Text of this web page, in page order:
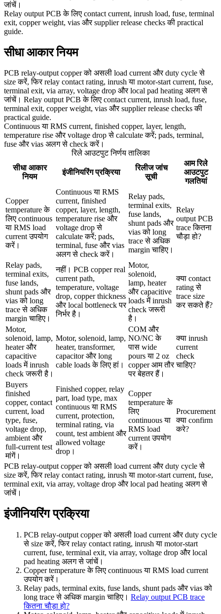
जांचें।
Relay output PCB के लिए contact current, inrush load, fuse, terminal
exit, copper weight, vias और supplier release checks की practical
guide.
सीधा आकार नियम
PCB relay-output copper को असली load current और duty cycle से
size करें, फिर relay contact rating, inrush या motor-start current, fuse,
terminal exit, via array, voltage drop और local pad heating अलग से
जांचें। Relay output PCB के लिए contact current, inrush load, fuse,
terminal exit, copper weight, vias और supplier release checks की
practical guide.
Continuous या RMS current, finished copper, layer, length,
temperature rise और voltage drop से calculate करें; pads, terminal,
fuse और vias अलग से check करें।
रिले आउटपुट निर्णय तालिका
सीधा आकार
नियम
इंजीनियरिंग प्रक्रिया
रिलीज जांच
सूची
आम रिले
आउटपुट
गलतियां
Copper
temperature के
लिए continuous
या RMS load
current उपयोग
करें।
Continuous या RMS
current, finished
copper, layer, length,
temperature rise और
voltage drop से
calculate करें; pads,
terminal, fuse और vias
अलग से check करें।
Relay pads,
terminal exits,
fuse lands,
shunt pads और
vias को long
trace से अधिक
margin चाहिए।
Relay
output PCB
trace कितना
चौड़ा हो?
Relay pads,
terminal exits,
fuse lands,
shunt pads और
vias को long
trace से अधिक
margin चाहिए।
नहीं। PCB copper real
current path,
temperature, voltage
drop, copper thickness
और local bottleneck पर
निर्भर है।
Motor,
solenoid,
lamp, heater
और capacitive
loads में inrush
check जरूरी
है।
क्या contact
rating से
trace size
कर सकते हैं?
Motor,
solenoid, lamp,
heater और
capacitive
loads में inrush
check जरूरी है।
Motor, solenoid, lamp,
heater, transformer,
capacitor और long
cable loads के लिए हां।
COM और
NO/NC के
पास wide
pours या 2 oz
copper आम तौर
पर बेहतर हैं।
क्या inrush
current
check
चाहिए?
Buyers
finished
copper, contact
current, load
type, fuse,
voltage drop,
ambient और
full-current test
मांगें।
Finished copper, relay
part, load type, max
continuous या RMS
current, protection,
terminal rating, via
count, test ambient और
allowed voltage
drop।
Copper
temperature के
लिए
continuous या
RMS load
current उपयोग
करें।
Procurement
क्या confirm
करे?
PCB relay-output copper को असली load current और duty cycle से
size करें, फिर relay contact rating, inrush या motor-start current, fuse,
terminal exit, via array, voltage drop और local pad heating अलग से
जांचें।
इंजीनियरिंग प्रक्रिया
PCB relay-output copper को असली load current और duty cycle
से size करें, फिर relay contact rating, inrush या motor-start
current, fuse, terminal exit, via array, voltage drop और local
pad heating अलग से जांचें।
Copper temperature के लिए continuous या RMS load current
उपयोग करें।
Relay pads, terminal exits, fuse lands, shunt pads और vias को
long trace से अधिक margin चाहिए। Relay output PCB trace
कितना चौड़ा हो?